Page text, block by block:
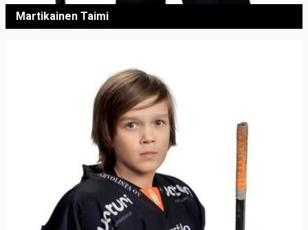
Martikainen Taimi